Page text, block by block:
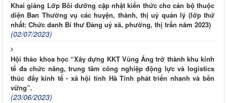
Khai giảng Lớp Bồi dưỡng cập nhật kiến thức cho cán bộ thuộc
diện Ban Thường vụ các huyện, thành, thị uỷ quản lý (lớp thứ
nhất: Chức danh Bí thư Đảng uỷ xã, phường, thị trấn năm 2023)
(02/07/2023)
Hội thảo khoa học “Xây dựng KKT Vũng Áng trở thành khu kinh
tế đa chức năng, trung tâm công nghiệp động lực và logistics
thúc đẩy kinh tế - xã hội tỉnh Hà Tĩnh phát triển nhanh và bền
vững”.
(23/06/2023)